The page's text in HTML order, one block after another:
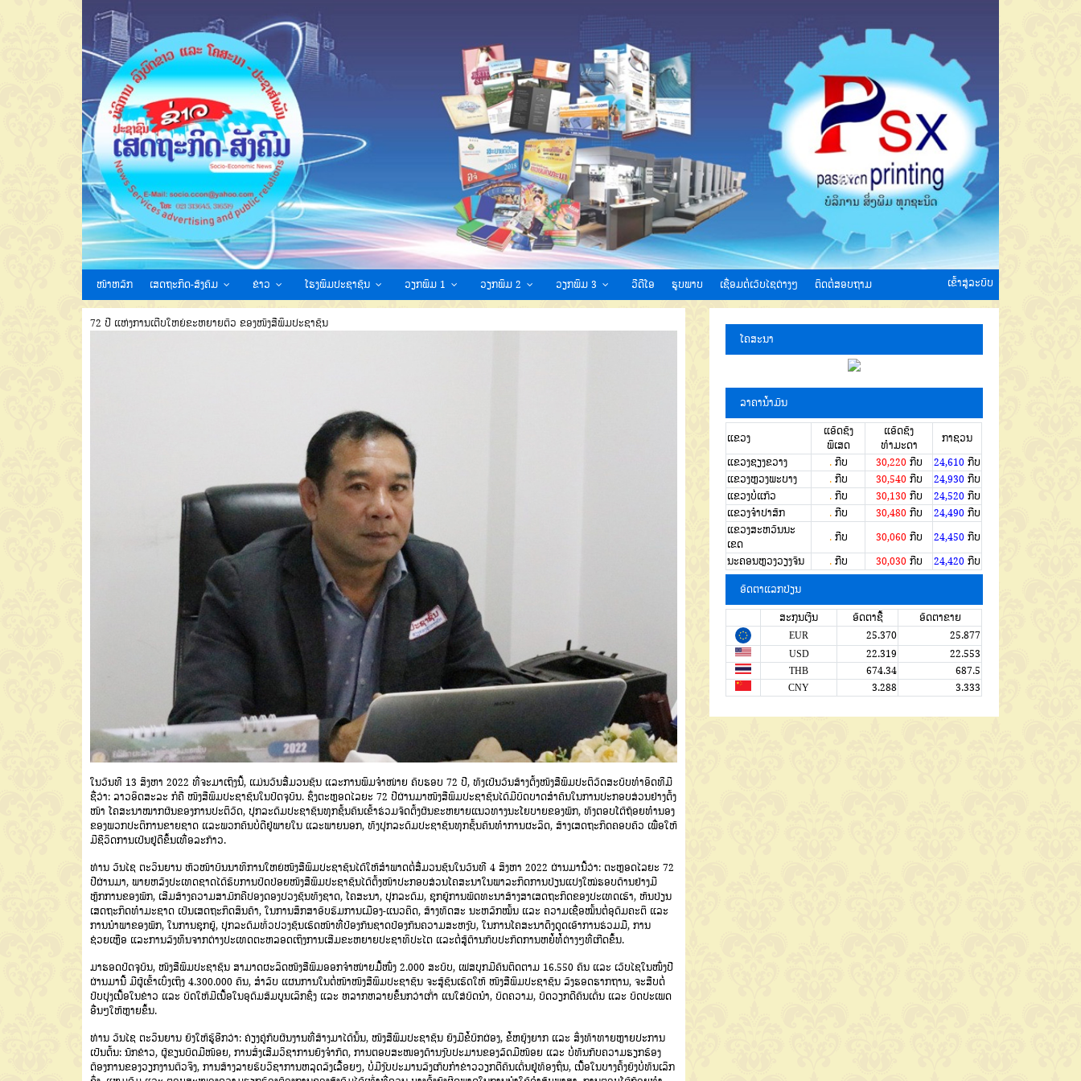
ໜ້າຫລັກ ເສດຖະກິດ-ສັງຄົມ ຂ່າວ ໂຮງພິມປະຊາຊົນ ວຽກພິມ 1 ວຽກພິມ 2 ວຽກພິມ 3 ວີດີໂອ ຮູບພາບ ເຊື່ອມຕໍ່ເວັບໄຊຕ່າງໆ ຕິດຕໍ່ສອບຖາມ ເຂົ້າສູ່ລະບົບ
72 ປີ ແຫ່ງການເຕີບໃຫຍ່ຂະຫຍາຍຕົວ ຂອງໜັງສືພິມປະຊາຊົນ
ໃນວັນທີ 13 ສິງຫາ 2022 ທີ່ຈະມາເຖິງນີ້, ແມ່ນວັນສື່ມວນຊົນ ແລະການພິມຈໍາໜ່າຍ ຄົບຮອບ 72 ປີ, ທັງເປັນວັນສ້າງຕັ້ງໜັງສືພິມປະຕິວັດສະບັບທໍາອິດທີມີ
ຊື່ວ່າ: ລາວອິດສະລະ ກໍຄື ໜັງສືພິມປະຊາຊົນໃນປັດຈຸບັນ. ຊຶ່ງຕະຫຼອດໄລຍະ 72 ປີຜ່ານມາໜັງສືພິມປະຊາຊົນໄດ້ມີບົດບາດສໍາຄັນໃນການປະກອບສ່ວນຢ່າງຕັ້ງ
ໜ້າ ໂຄສະນາໝາກຜົນຂອງການປະຕິວັດ, ປຸກລະດົມປະຊາຊົນທຸກຊັ້ນຄົນເຂົ້າຮ່ວມຈັດຕັ້ງຜັນຂະຫຍາຍແນວທາງນະໂຍບາຍຂອງພັກ, ທັງຕອບໂຕ້ຖ້ອຍທໍານອງ
ຂອງພວກປະຕິການຂາຍຊາດ ແລະພວກຄົນບໍ່ດີຢູ່ພາຍໃນ ແລະພາຍນອກ, ທັງປຸກລະດົມປະຊາຊົນທຸກຊັ້ນຄົນທໍາການຜະລິດ, ສ້າງເສດຖະກິດຄອບຄົວ ເພື່ອໃຫ້
ມີຊີວິດການເປັນຢູ່ດີຂຶ້ນເທື່ອລະກ້າວ.
ທ່ານ ວັນໄຊ ຕະວິນຍານ ຫົວໜ້າບັນນາທິການໃຫຍ່ໜັງສືພິມປະຊາຊົນໄດ້ໃຫ້ສໍາພາດຕໍ່ສື່ມວນຊົນໃນວັນທີ 4 ສິງຫາ 2022 ຜ່ານມານີ້ວ່າ: ຕະຫຼອດໄລຍະ 72
ປີຜ່ານມາ, ພາຍຫລັງປະເທດຊາດໄດ້ຮັບການປົດປ່ອຍໜັງສືພິມປະຊາຊົນໄດ້ຕັ້ງໜ້າປະກອບສ່ວນໂຄສະນາໃນພາລະກິດການປ່ຽນແປງໃໝ່ຮອບດ້ານຢ່າງມີ
ຫຼັກການຂອງພັກ, ເສີມສ້າງຄວາມສາມັກຄີປອງດອງປວງຊົນທັງຊາດ, ໂຄສະນາ, ປຸກລະດົມ, ຊຸກຍູ້ການພັດທະນາສ້າງສາເສດຖະກິດຂອງປະເທດເຮົາ, ຫັນປ່ຽນ
ເສດຖະກິດທຳມະຊາດ ເປັນເສດຖະກິດສິນຄ້າ, ໃນການສຶກສາອົບຮົມການເມືອງ-ແນວຄິດ, ສ້າງທັດສະ ນະຫລັກໝັ້ນ ແລະ ຄວາມເຊື່ອໝັ້ນຕໍ່ອຸດົມຄະຕິ ແລະ
ການນຳພາຂອງພັກ, ໃນການຊຸກຍູ້, ປຸກລະດົມທົ່ວປວງຊົນເຮັດໜ້າທີ່ປ້ອງກັນຊາດປ້ອງກັນຄວາມສະຫງົບ, ໃນການໂຄສະນາດຶງດູດເອົາການຮ່ວມມື, ການ
ຊ່ວຍເຫຼືອ ແລະການລົງທຶນຈາກຕ່າງປະເທດຕະຫລອດເຖິງການເສີມຂະຫຍາຍປະຊາທິປະໄຕ ແລະຕໍ່ສູ້ຕ້ານກັບປະກົດການຫຍໍ້ທໍ້ຕ່າງໆທີ່ເກີດຂຶ້ນ.
ມາຮອດປັດຈຸບັນ, ໜັງສືພິມປະຊາຊົນ ສາມາດຜະລິດໜັງສືພິມອອກຈໍາໜ່າຍມື້ໜຶ່ງ 2.000 ສະບັບ, ເຟສບຸກມີຄົນຕິດຕາມ 16.550 ຄົນ ແລະ ເວັບໄຊໃນໜຶ່ງປີ
ຜ່ານມານີ້ ມີຜູ້ເຂົ້າເບິ່ງເຖິງ 4.300.000 ຄົນ, ສຳລັບ ແຜນການໃນຕໍ່ໜ້າໜັງສືພິມປະຊາຊົນ ຈະສູ້ຊົນເຮັດໃຫ້ ໜັງສືພິມປະຊາຊົນ ລົງຮອດຮາກຖານ, ຈະສືບຕໍ່
ປັບປຸງເນື້ອໃນຂ່າວ ແລະ ບົດໃຫ້ມີເນື້ອໃນອຸດົມສົມບູນເລິກຊຶ່ງ ແລະ ຫລາກຫລາຍຂຶ້ນກວ່າເກົ່າ ແນໃສ່ບົດນໍາ, ບົດຄວາມ, ບົດວຽກດີຄົນເດັ່ນ ແລະ ບົດປະເພດ
ອື່ນໆໃຫ້ຫຼາຍຂຶ້ນ.
ທ່ານ ວັນໄຊ ຕະວິນຍານ ຍັງໃຫ້ຮູ້ອີກວ່າ: ຄ່ຽງຄູ່ກັບຜົນງານທີ່ສ້າງມາໄດ້ນັ້ນ, ໜັງສືພິມປະຊາຊົນ ຍັງມີຂໍ້ບົກຜ່ອງ, ຂໍ້ຫຍຸ້ງຍາກ ແລະ ສິ່ງທ້າທາຍຫຼາຍປະການ
ເປັນຕົ້ນ: ນັກຂ່າວ, ຜູ້ຂຽນບົດມີໜ້ອຍ, ການສົ່ງເສີມວິຊາການຍັງຈໍາກັດ, ການຕອບສະໜອງດ້ານງົບປະມານຂອງລັດມີໜ້ອຍ ແລະ ບໍ່ທັນກັບຄວາມຮຽກຮ້ອງ
ຕ້ອງການຂອງວຽກງານຕົວຈິງ, ການສ້າງລາຍຮັບວິຊາການຫລຸດລົງເລື້ອຍໆ, ບໍ່ມີງົບປະມານລົງເກັບກໍາຂ່າວວຽກດີຄົນເດັ່ນຢູ່ທ້ອງຖິ່ນ, ເນື້ອໃນບາງຄັ້ງຍັງບໍ່ທັນເລິກ
ໂຄສະນາ
ລາຄານໍ້າມັນ
ແຂວງ
ແອັດຊັງ
ພິເສດ
ແອັດຊັງ
ທຳມະດາ
ກາຊວນ
ແຂວງຊຽງຂວາງ
.ກີບ 30,220ກີບ 24,610 ກີບ
ແຂວງຫຼວງພະບາງ
.ກີບ 30,540ກີບ 24,930 ກີບ
ແຂວງບໍ່ແກ້ວ
.ກີບ 30,130ກີບ 24,520 ກີບ
ແຂວງຈໍາປາສັກ
.ກີບ 30,480ກີບ 24,490 ກີບ
ແຂວງສະຫວັນນະ
ເຂດ
.ກີບ 30,060ກີບ 24,450 ກີບ
ນະຄອນຫຼວງວຽງຈັນ
.ກີບ 30,030ກີບ 24,420 ກີບ
ອັດຕາແລກປ່ຽນ
ສະກຸນເງີນ ອັດຕາຊື້
ອັດຕາຂາຍ
EUR
25.370
25.877
USD
22.319
22.553
THB
674.34
687.5
CNY
3.288 3.333